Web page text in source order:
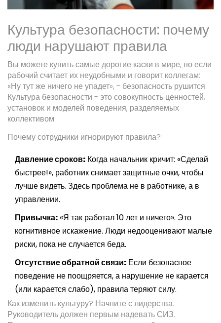
Культура безопасности: почему
люди нарушают правила
Вы можете купить самые дорогие каски в мире, но если
рабочий считает их неудобными и говорит коллегам:
«Ну тут же ничего не упадет», - безопасность рушится.
Культура безопасности - это совокупность ценностей,
установок и моделей поведения, разделяемых
коллективом.
Почему сотрудники игнорируют правила?
Давление сроков: Когда начальник кричит: «Сделай
быстрее!», работник снимает защитные очки, чтобы
лучше видеть. Здесь проблема не в работнике, а в
управлении.
Привычка: «Я так работал 10 лет и ничего». Это
когнитивное искажение. Люди недооценивают малые
риски, пока не случается беда.
Отсутствие обратной связи: Если безопасное
поведение не поощряется, а нарушение не карается
(или карается слабо), правила теряют силу.
Как изменить культуру? Начните с лидерства.
Руководитель должен первым надевать СИЗ.